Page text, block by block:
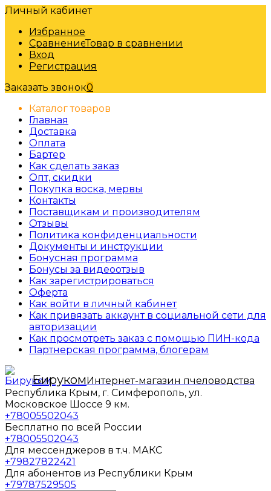
Личный кабинет
Избранное
СравнениеТовар в сравнении
Вход
Регистрация
Заказать звонок0
Каталог товаров
Главная
Доставка
Оплата
Бартер
Как сделать заказ
Опт, скидки
Покупка воска, мервы
Контакты
Поставщикам и производителям
Отзывы
Политика конфиденциальности
Документы и инструкции
Бонусная программа
Бонусы за видеоотзыв
Как зарегистрироваться
Оферта
Как войти в личный кабинет
Как привязать аккаунт в социальной сети для
авторизации
Как просмотреть заказ с помощью ПИН-кода
Партнерская программа, блогерам
БирукомИнтернет-магазин пчеловодства
Республика Крым, г. Симферополь, ул.
Московское Шоссе 9 км.
+78005502043
Бесплатно по всей России
+78005502043
Для мессенджеров в т.ч. МАКС
+79827822421
Для абонентов из Республики Крым
+79787529505